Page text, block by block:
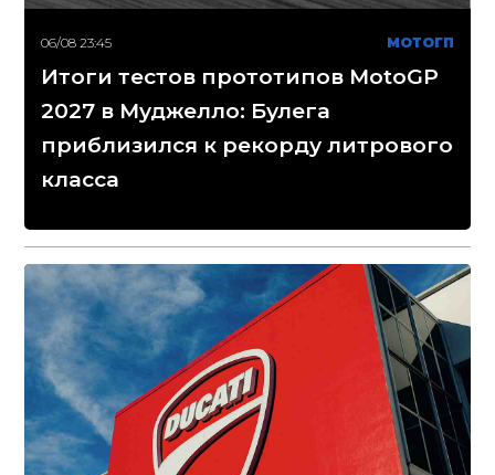
06/08 23:45 МОТОГП
Итоги тестов прототипов MotoGP
2027 в Муджелло: Булега
приблизился к рекорду литрового
класса